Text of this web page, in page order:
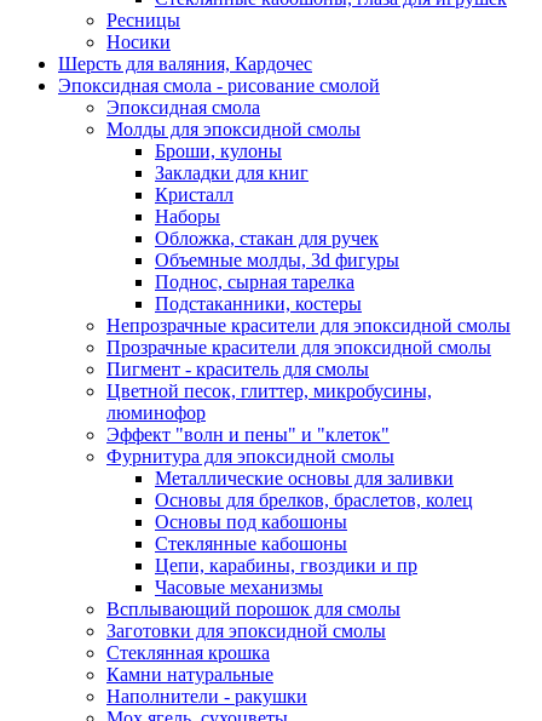
Ресницы
Носики
Шерсть для валяния, Кардочес
Эпоксидная смола - рисование смолой
Эпоксидная смола
Молды для эпоксидной смолы
Броши, кулоны
Закладки для книг
Кристалл
Наборы
Обложка, стакан для ручек
Объемные молды, 3d фигуры
Поднос, сырная тарелка
Подстаканники, костеры
Непрозрачные красители для эпоксидной смолы
Прозрачные красители для эпоксидной смолы
Пигмент - краситель для смолы
Цветной песок, глиттер, микробусины,
люминофор
Эффект "волн и пены" и "клеток"
Фурнитура для эпоксидной смолы
Металлические основы для заливки
Основы для брелков, браслетов, колец
Основы под кабошоны
Стеклянные кабошоны
Цепи, карабины, гвоздики и пр
Часовые механизмы
Всплывающий порошок для смолы
Заготовки для эпоксидной смолы
Стеклянная крошка
Камни натуральные
Наполнители - ракушки